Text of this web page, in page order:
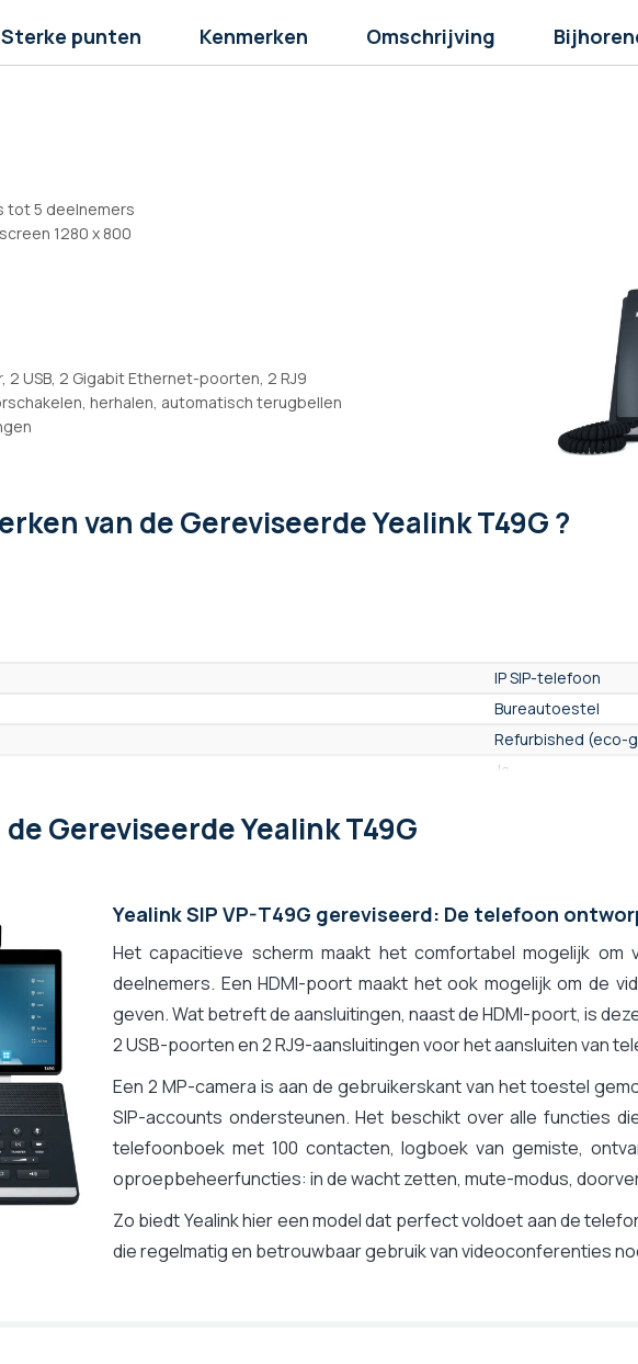
Sterke punten Kenmerken Omschrijving
tot 5 deelnemers
1280 x 800
2 USB, 2 Gigabit Ethernet-poorten, 2 RJ9
herhalen, automatisch terugbellen
van de Gereviseerde Yealink T49G ?
IP SIP-telefoon
Bureautoestel
Refurbished (eco-
Ja
de Gereviseerde Yealink T49G
Yealink SIP VP-T49G gereviseerd: De telefoon
Het capacitieve scherm maakt het comfortabel mogelijk
deelnemers. Een HDMI-poort maakt het ook mogelijk om de
geven. Wat betreft de aansluitingen, naast de HDMI-poort, is
2 USB-poorten en 2 RJ9-aansluitingen voor het aansluiten van
Een 2 MP-camera is aan de gebruikerskant van het toestel
SIP-accounts ondersteunen. Het beschikt over alle functies
telefoonboek met 100 contacten, logboek van gemiste,
oproepbeheerfuncties: in de wacht zetten, mute-modus,
Zo biedt Yealink hier een model dat perfect voldoet aan de
die regelmatig en betrouwbaar gebruik van videoconferenties